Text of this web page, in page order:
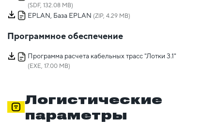
(SDF, 132.08 MB)
EPLAN, База EPLAN (ZIP, 4.29 MB)
Программное обеспечение
Программа расчета кабельных трасс "Лотки 3.1"
(EXE, 17.00 MB)
Логистические
параметры